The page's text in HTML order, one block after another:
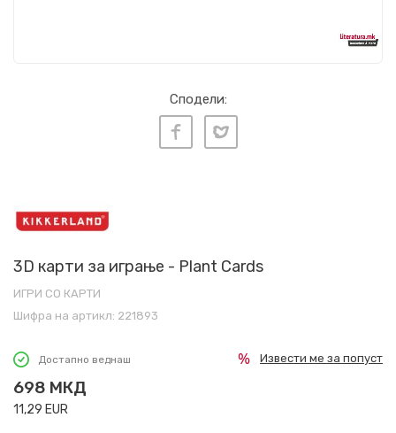
Сподели:
3D карти за играње - Plant Cards
ИГРИ СО КАРТИ
Шифра на артикл: 221893
Достапно веднаш
698 МКД
11,29 EUR
Извести ме за попуст